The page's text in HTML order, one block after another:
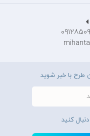
طرح با خبر شوید
کنید